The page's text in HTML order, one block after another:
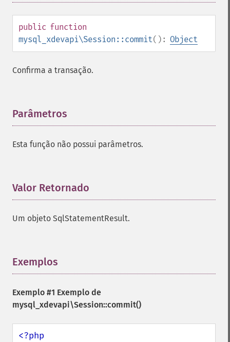
public function
mysql_xdevapi\Session::commit(): Object
Confirma a transação.
Parâmetros
Esta função não possui parâmetros.
Valor Retornado
Um objeto SqlStatementResult.
Exemplos
Exemplo #1 Exemplo de
mysql_xdevapi\Session::commit()
<?php